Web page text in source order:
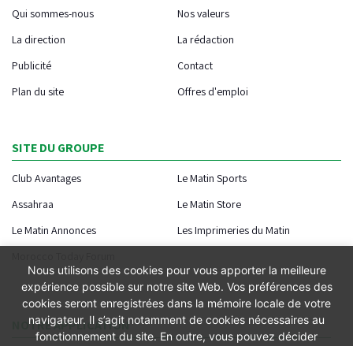
Qui sommes-nous
Nos valeurs
La direction
La rédaction
Publicité
Contact
Plan du site
Offres d'emploi
SITE DU GROUPE
Club Avantages
Le Matin Sports
Assahraa
Le Matin Store
Le Matin Annonces
Les Imprimeries du Matin
NOTRE APPLICATION
Nous utilisons des cookies pour vous apporter la meilleure
expérience possible sur notre site Web. Vos préférences des
cookies seront enregistrées dans la mémoire locale de votre
navigateur. Il s’agit notamment de cookies nécessaires au
fonctionnement du site. En outre, vous pouvez décider